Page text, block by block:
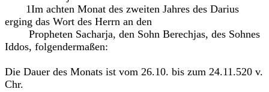
1Im achten Monat des zweiten Jahres des Darius
erging das Wort des Herrn an den
Propheten Sacharja, den Sohn Berechjas, des Sohnes
Iddos, folgendermaßen:
Die Dauer des Monats ist vom 26.10. bis zum 24.11.520 v.
Chr.